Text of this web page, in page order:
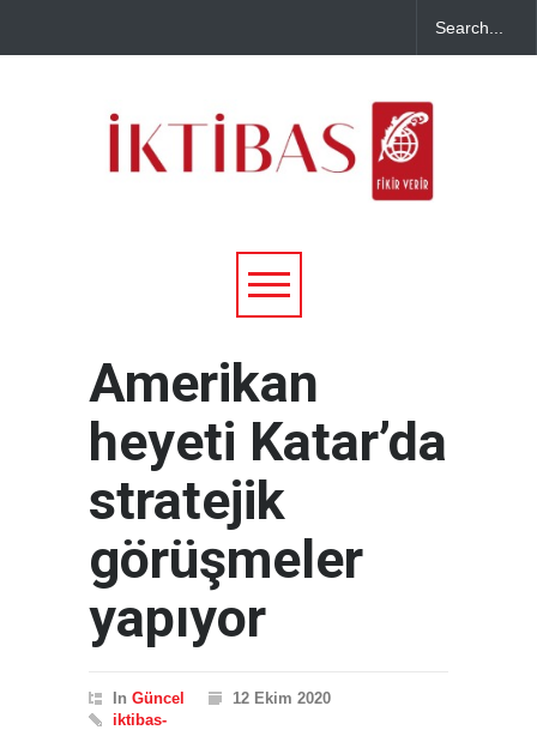
Amerikan
heyeti Katar’da
stratejik
görüşmeler
yapıyor
In Güncel
12 Ekim 2020
iktibas-